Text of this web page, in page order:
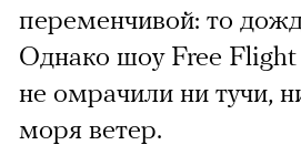
переменчивой: то
Однако шоу Free
не омрачили ни тучи,
моря ветер.